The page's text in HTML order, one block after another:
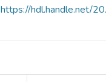
https://hdl.handle.net/